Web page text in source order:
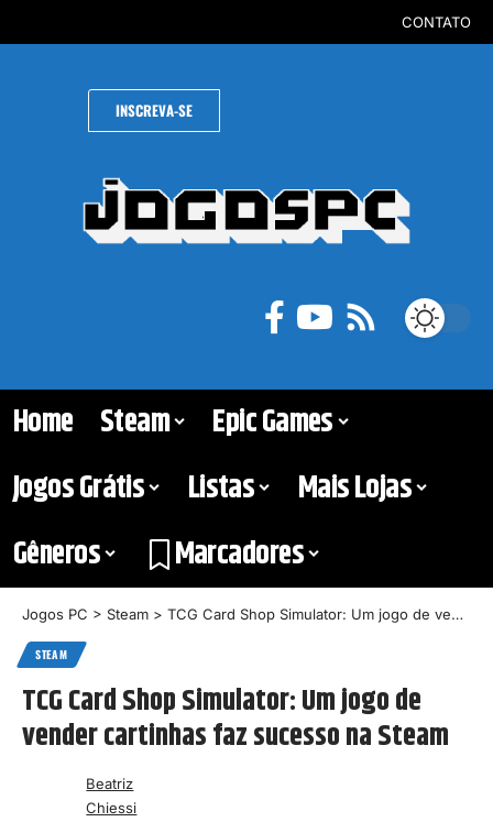
CONTATO
INSCREVA-SE
Home Steam
Epic Games
Jogos Grátis
Listas
Mais Lojas
Gêneros
Marcadores
Jogos PC > Steam > TCG Card Shop Simulator: Um jogo de vender cartinhas faz sucesso na Steam
STEAM
TCG Card Shop Simulator: Um jogo de
vender cartinhas faz sucesso na Steam
Beatriz
Chiessi